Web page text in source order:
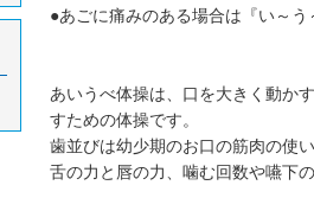
●あごに痛みのある場合は『い～う
あいうべ体操は、口を大きく動か
すための体操です。
歯並びは幼少期のお口の筋肉の使
舌の力と唇の力、噛む回数や嚥下